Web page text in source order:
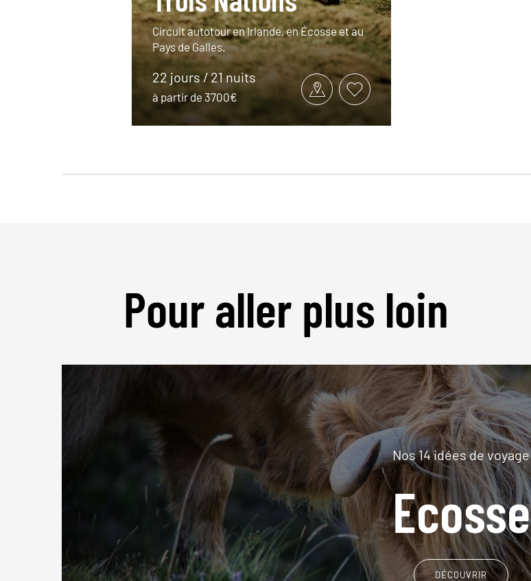
Circuit autotour en Irlande, en Écosse et au
Pays de Galles.
22 jours / 21 nuits
à partir de 3700€
Pour aller plus loin
Nos 14 idées de voyage
Ecosse
DÉCOUVRIR